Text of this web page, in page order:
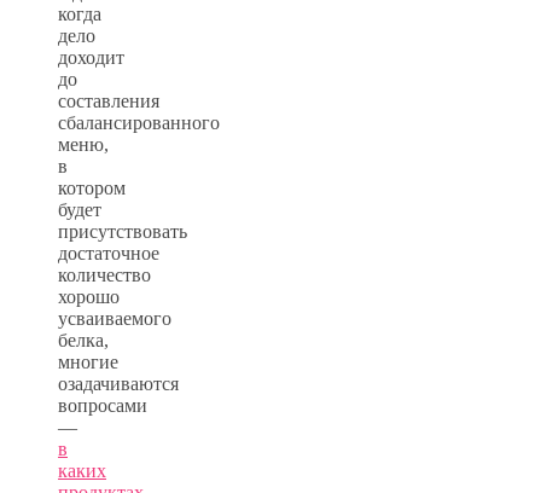
когда
дело
доходит
до
составления
сбалансированного
меню,
в
котором
будет
присутствовать
достаточное
количество
хорошо
усваиваемого
белка,
многие
озадачиваются
вопросами
—
в
каких